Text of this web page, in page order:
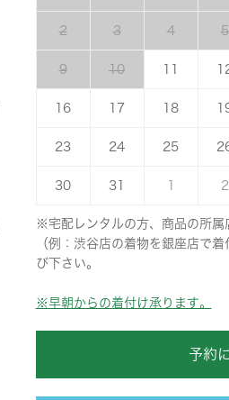
2 3 4 5
9 10
16 17 18
23 24 25
30 31 2
※宅配レンタルの方、商品の所属
（例：渋谷店の着物を銀座店で
び下さい。
※早朝からの着付け承ります。
予約